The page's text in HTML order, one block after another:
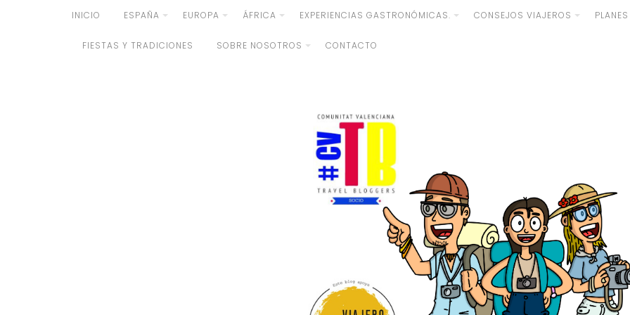
INICIO ESPAÑA EUROPA ÁFRICA EXPERIENCIAS GASTRONÓMICAS. CONSEJOS VIAJEROS
FIESTAS Y TRADICIONES SOBRE NOSOTROS CONTACTO